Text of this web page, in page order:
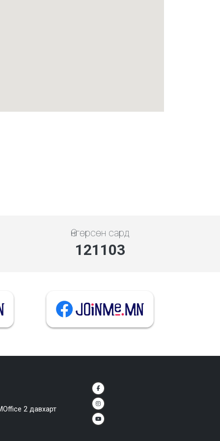
Өнгөрсөн сард
145323
2 давхарт